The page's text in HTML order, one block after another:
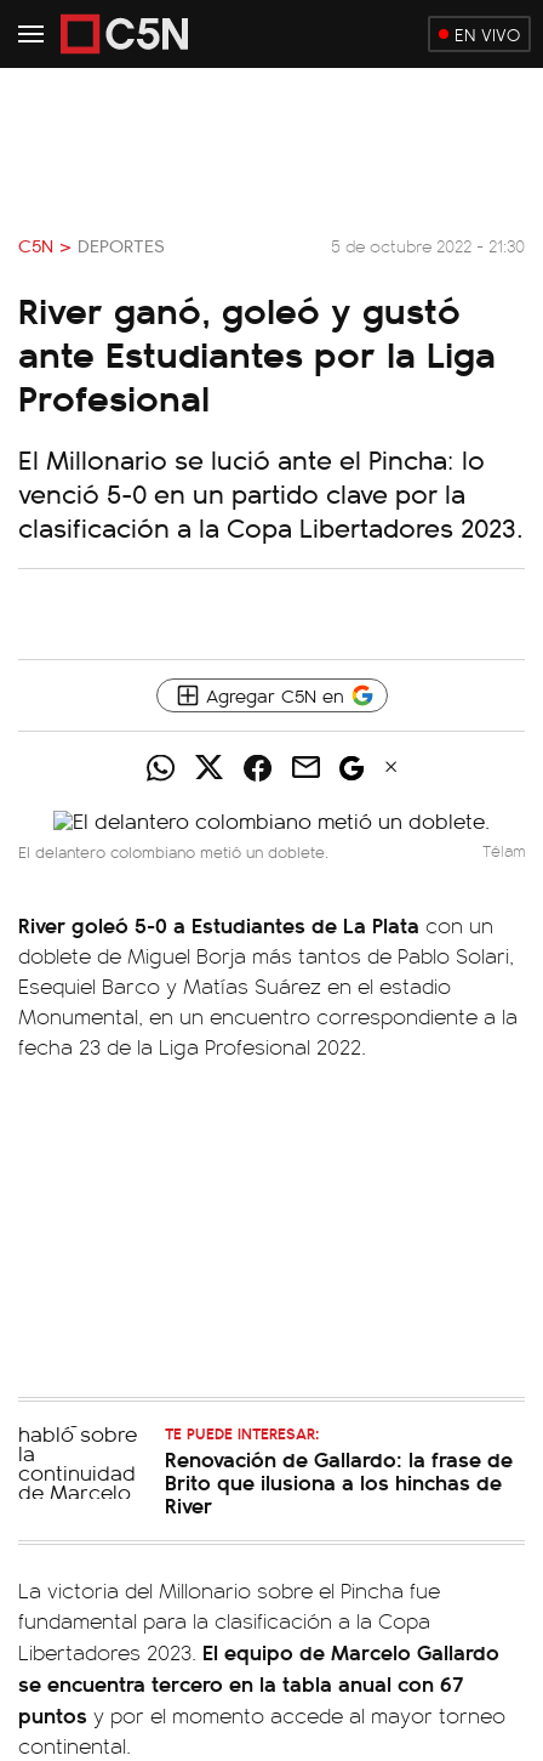
EN VIVO
C5N > DEPORTES 5 de octubre 2022 - 21:30
River ganó, goleó y gustó
ante Estudiantes por la Liga
Profesional
El Millonario se lució ante el Pincha: lo
venció 5-0 en un partido clave por la
clasificación a la Copa Libertadores 2023.
Agregar C5N en
El delantero colombiano metió un doblete. Télam
River goleó 5-0 a Estudiantes de La Plata con un
doblete de Miguel Borja más tantos de Pablo Solari,
Esequiel Barco y Matías Suárez en el estadio
Monumental, en un encuentro correspondiente a la
fecha 23 de la Liga Profesional 2022.
TE PUEDE INTERESAR:
Renovación de Gallardo: la frase de
Brito que ilusiona a los hinchas de
River
La victoria del Millonario sobre el Pincha fue
fundamental para la clasificación a la Copa
Libertadores 2023. El equipo de Marcelo Gallardo
se encuentra tercero en la tabla anual con 67
puntos y por el momento accede al mayor torneo
continental.